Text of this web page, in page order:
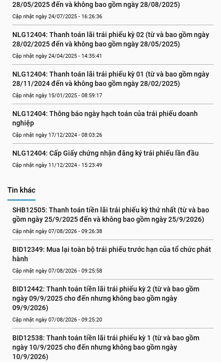
28/05/2025 đến và không bao gồm ngày 28/08/2025)
Cập nhật ngày 24/07/2025 - 16:26:36
NLG12404: Thanh toán lãi trái phiếu kỳ 02 (từ và bao gồm ngày
28/02/2025 đến và không bao gồm ngày 28/05/2025)
Cập nhật ngày 24/04/2025 - 14:35:41
NLG12404: Thanh toán lãi trái phiếu kỳ 01 (từ và bao gồm ngày
28/11/2024 đến và không bao gồm ngày 28/02/2025)
Cập nhật ngày 15/01/2025 - 08:59:17
NLG12404: Thông báo ngày hạch toán của trái phiếu doanh
nghiệp
Cập nhật ngày 17/12/2024 - 08:03:26
NLG12404: Cấp Giấy chứng nhận đăng ký trái phiếu lần đầu
Cập nhật ngày 11/12/2024 - 15:23:49
Tin khác
SHB12505: Thanh toán tiền lãi trái phiếu kỳ thứ nhất (từ và bao
gồm ngày 25/9/2025 đến và không bao gồm ngày 25/9/2026)
Cập nhật ngày 07/08/2026 - 09:26:38
BID12349: Mua lại toàn bộ trái phiếu trước hạn của tổ chức phát
hành
Cập nhật ngày 07/08/2026 - 09:25:58
BID12442: Thanh toán tiền lãi trái phiếu kỳ 2 (từ và bao gồm
ngày 09/9/2025 cho đến nhưng không bao gồm ngày
09/9/2026)
Cập nhật ngày 07/08/2026 - 09:25:20
BID12538: Thanh toán tiền lãi trái phiếu kỳ 1 (từ và bao gồm
ngày 10/9/2025 cho đến nhưng không bao gồm ngày
10/9/2026)